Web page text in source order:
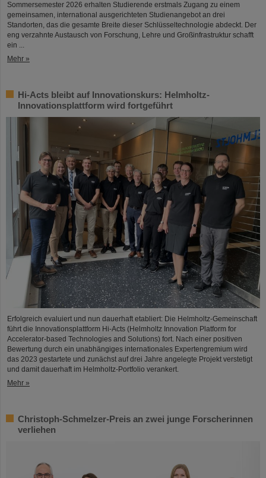
Sommersemester 2026 erhalten Studierende erstmals Zugang zu einem
gemeinsamen, international ausgerichteten Studienangebot an drei
Standorten, das die gesamte Breite dieser Schlüsseltechnologie abdeckt. Der
eng verzahnte Austausch von Forschung, Lehre und Großinfrastruktur schafft
ein ...
Mehr »
Hi-Acts bleibt auf Innovationskurs: Helmholtz-
Innovationsplattform wird fortgeführt
Erfolgreich evaluiert und nun dauerhaft etabliert: Die Helmholtz-Gemeinschaft
führt die Innovationsplattform Hi-Acts (Helmholtz Innovation Platform for
Accelerator-based Technologies and Solutions) fort. Nach einer positiven
Bewertung durch ein unabhängiges internationales Expertengremium wird
das 2023 gestartete und zunächst auf drei Jahre angelegte Projekt verstetigt
und damit dauerhaft im Helmholtz-Portfolio verankert.
Mehr »
Christoph-Schmelzer-Preis an zwei junge Forscherinnen
verliehen